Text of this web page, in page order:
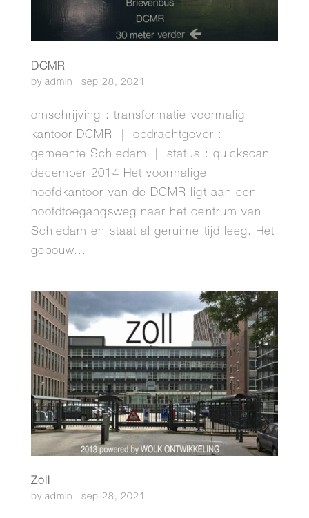
DCMR
byadmin |sep 28, 2021
omschrijving : transformatie voormalig
kantoor DCMR | opdrachtgever :
gemeente Schiedam | status : quickscan
december 2014 Het voormalige
hoofdkantoor van de DCMR ligt aan een
hoofdtoegangsweg naar het centrum van
Schiedam en staat al geruime tijd leeg. Het
gebouw...
Zoll
byadmin |sep 28, 2021